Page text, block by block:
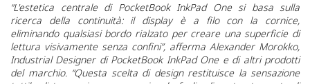
“L'estetica centrale di PocketBook InkPad One si basa sulla
ricerca della continuità: il display è a filo con la cornice,
eliminando qualsiasi bordo rialzato per creare una superficie di
lettura visivamente senza confini”, afferma Alexander Morokko,
Industrial Designer di PocketBook InkPad One e di altri prodotti
del marchio. “Questa scelta di design restituisce la sensazione